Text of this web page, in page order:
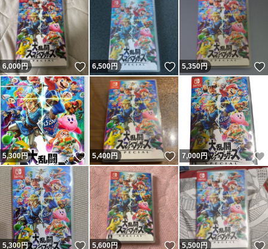
6,000円 いいね！
6,500円 いいね！
5,350円
5,300円 いいね！
5,400円 いいね！
7,000円
5,300円 いいね！
5,600円 いいね！
5,500円